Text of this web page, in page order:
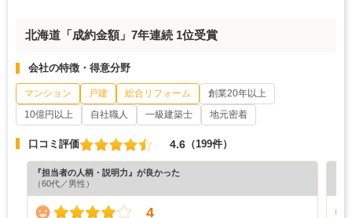
北海道「成約金額」7年連続 1位受賞
会社の特徴・得意分野
マンション 戸建 総合リフォーム
創業20年以上
10億円以上
自社職人 一級建築士 地元密着
口コミ評価 4.6 （199件）
『担当者の人柄・説明力』が良かった
（60代／男性）
4